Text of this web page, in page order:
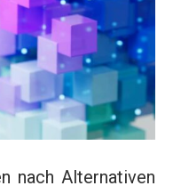
nach Alternativen